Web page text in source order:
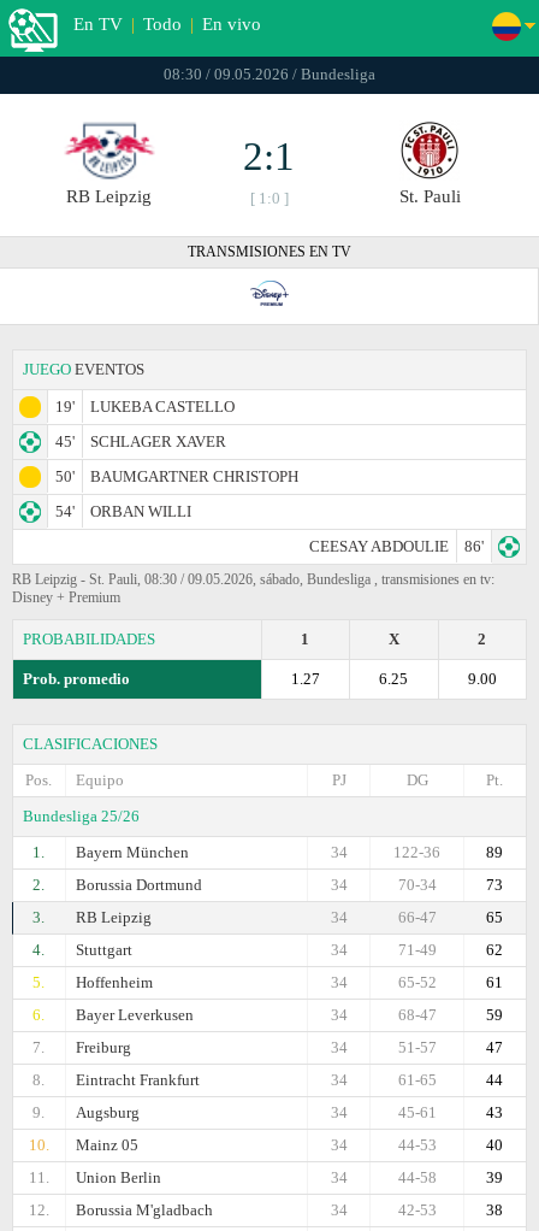
En TV | Todo | En vivo
08:30 / 09.05.2026 / Bundesliga
RB Leipzig
2:1
[ 1:0 ] St. Pauli
TRANSMISIONES EN TV
JUEGO EVENTOS
19'
LUKEBA CASTELLO
45'
SCHLAGER XAVER
50'
BAUMGARTNER CHRISTOPH
54'
ORBAN WILLI
CEESAY ABDOULIE
86'
RB Leipzig - St. Pauli, 08:30 / 09.05.2026, sábado, Bundesliga , transmisiones en tv:
Disney + Premium
PROBABILIDADES 2
X
1
Prob. promedio 9.00
6.25
1.27
CLASIFICACIONES
Pos.
Equipo Pt.
DG
PJ
Bundesliga 25/26
1.
Bayern München 89
122-36
34
2.
Borussia Dortmund 73
70-34
34
3.
RB Leipzig 65
66-47
34
4.
Stuttgart 62
71-49
34
5.
Hoffenheim 61
65-52
34
6.
Bayer Leverkusen 59
68-47
34
7.
Freiburg 47
51-57
34
8.
Eintracht Frankfurt 44
61-65
34
9.
Augsburg 43
45-61
34
10.
Mainz 05 40
44-53
34
11.
Union Berlin 39
44-58
34
12.
Borussia M'gladbach 38
42-53
34